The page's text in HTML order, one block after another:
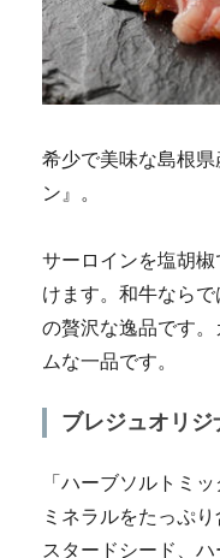
希少で美味な島根
ン』。
サーロインを塩胡
けます。和牛なら
の贅沢な逸品です
ムな一品です。
ブレジュオリジ
「ハーブソルトミッ
ミネラルをたっぷ
スタードシード、